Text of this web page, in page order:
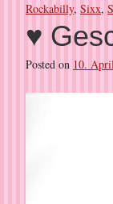
Rockabilly, Sixx,
♥
Posted on 10.